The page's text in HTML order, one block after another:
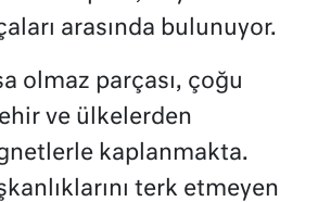
arasında bulunuyor.
olmaz parçası, çoğu
ve ülkelerden
kaplanmakta.
terk etmeyen